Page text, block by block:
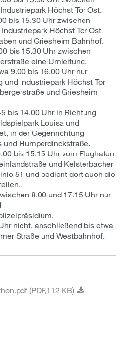
Höchst Tor Ost.
bis 15.30 Uhr zwischen
Höchst Tor Ost
und Griesheim Bahnhof.
bis 15.30 Uhr zwischen
eine Umleitung.
9.00 bis 16.00 Uhr nur
und Industriepark Höchst Tor
und Griesheim
bis 14.00 Uhr in Richtung
Louisa und
in der Gegenrichtung
und Humperdinckstraße.
bis 15.15 Uhr vom Flughafen
und Kelsterbacher
51 und bedient dort auch die
8.00 und 17.15 Uhr nur
nicht, anschließend bis etwa
Straße und Westbahnhof.
(PDF,112 KB)